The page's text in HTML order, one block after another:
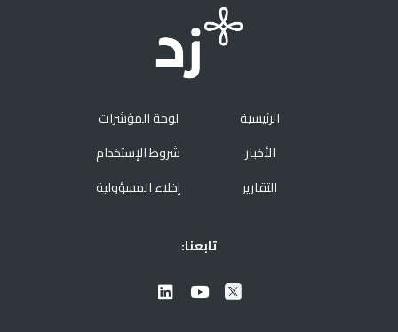
الرئيسية
الأخبار
التقارير
لوحة المؤشرات
شروط الإستخدام
إخلاء المسؤولية
تابعنا: